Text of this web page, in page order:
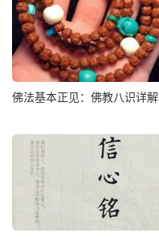
佛法基本正见：佛教八识详解